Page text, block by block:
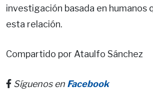
investigación basada en humanos
esta relación.
Compartido por Ataulfo Sánchez
Síguenos en Facebook